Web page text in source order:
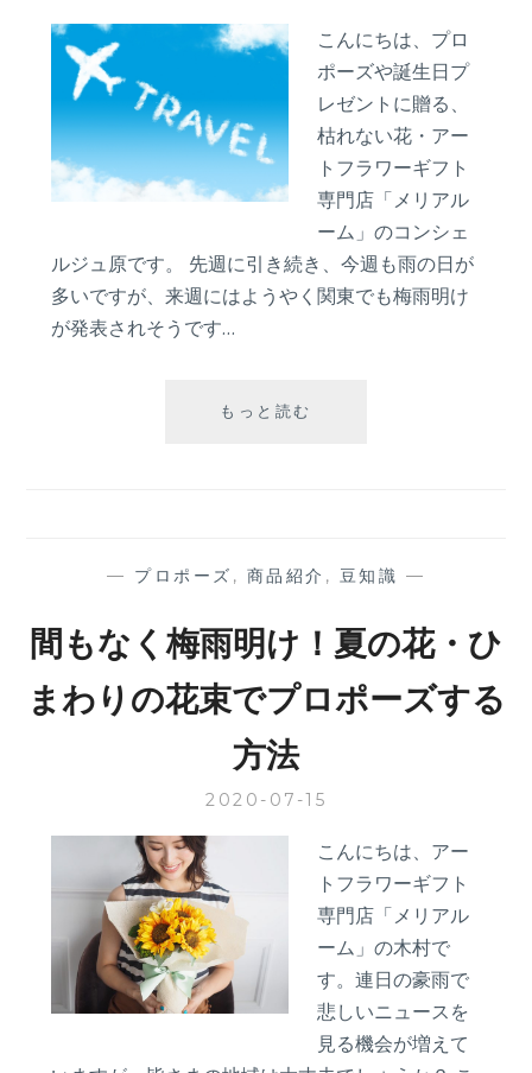
空
の
下
分❞の
プ
ロ
ズ
こんにちは、プロ
ポーズや誕生日プ
レゼントに贈る、
枯れない花・アー
トフラワーギフト
専門店「メリアル
ーム」のコンシェ
ルジュ原です。 先週に引き続き、今週も雨の日が
多いですが、来週にはようやく関東でも梅雨明け
が発表されそうです…
もっと読む
「家」
れ
も
シ
ュ
エ
ー
シ
ン
別
プ
— プロポーズ , 商品紹介 , 豆知識 —
間もなく梅雨明け！夏の花・ひ
まわりの花束でプロポーズする
方法
2020-07-15
こんにちは、アー
トフラワーギフト
専門店「メリアル
ーム」の木村で
す。連日の豪雨で
悲しいニュースを
見る機会が増えて